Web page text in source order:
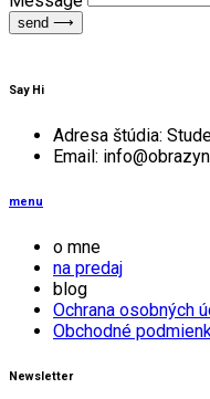
send ⟶
Say Hi
Adresa štúdia:
Email:
menu
o mne
na predaj
blog
Ochrana osobných
Obchodné
Newsletter